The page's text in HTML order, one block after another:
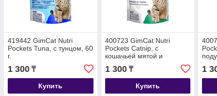
419442 GimCat Nutri
Pockets Tuna, с тунцом, 60
г.
1 300 ₸
Купить
400723 GimCat Nutri
Pockets Catnip, с
кошачьей мятой и
витаминами 60 г.
1 300₸
Купить
1